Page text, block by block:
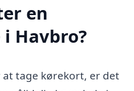
en
Havbro?
at tage kørekort, er det